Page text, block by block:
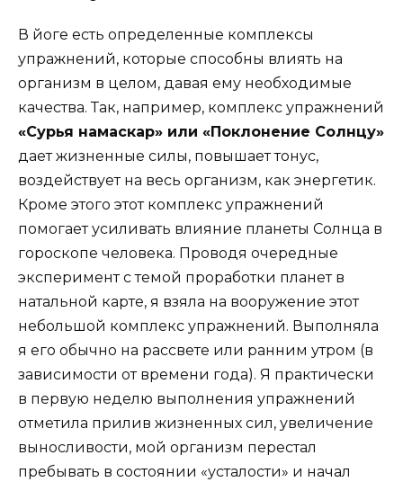
В йоге есть определенные комплексы
упражнений, которые способны влиять на
организм в целом, давая ему необходимые
качества. Так, например, комплекс упражнений
«Сурья намаскар» или «Поклонение Солнцу»
дает жизненные силы, повышает тонус,
воздействует на весь организм, как энергетик.
Кроме этого этот комплекс упражнений
помогает усиливать влияние планеты Солнца в
гороскопе человека. Проводя очередные
эксперимент с темой проработки планет в
натальной карте, я взяла на вооружение этот
небольшой комплекс упражнений. Выполняла
я его обычно на рассвете или ранним утром (в
зависимости от времени года). Я практически
в первую неделю выполнения упражнений
отметила прилив жизненных сил, увеличение
выносливости, мой организм перестал
пребывать в состоянии «усталости» и начал